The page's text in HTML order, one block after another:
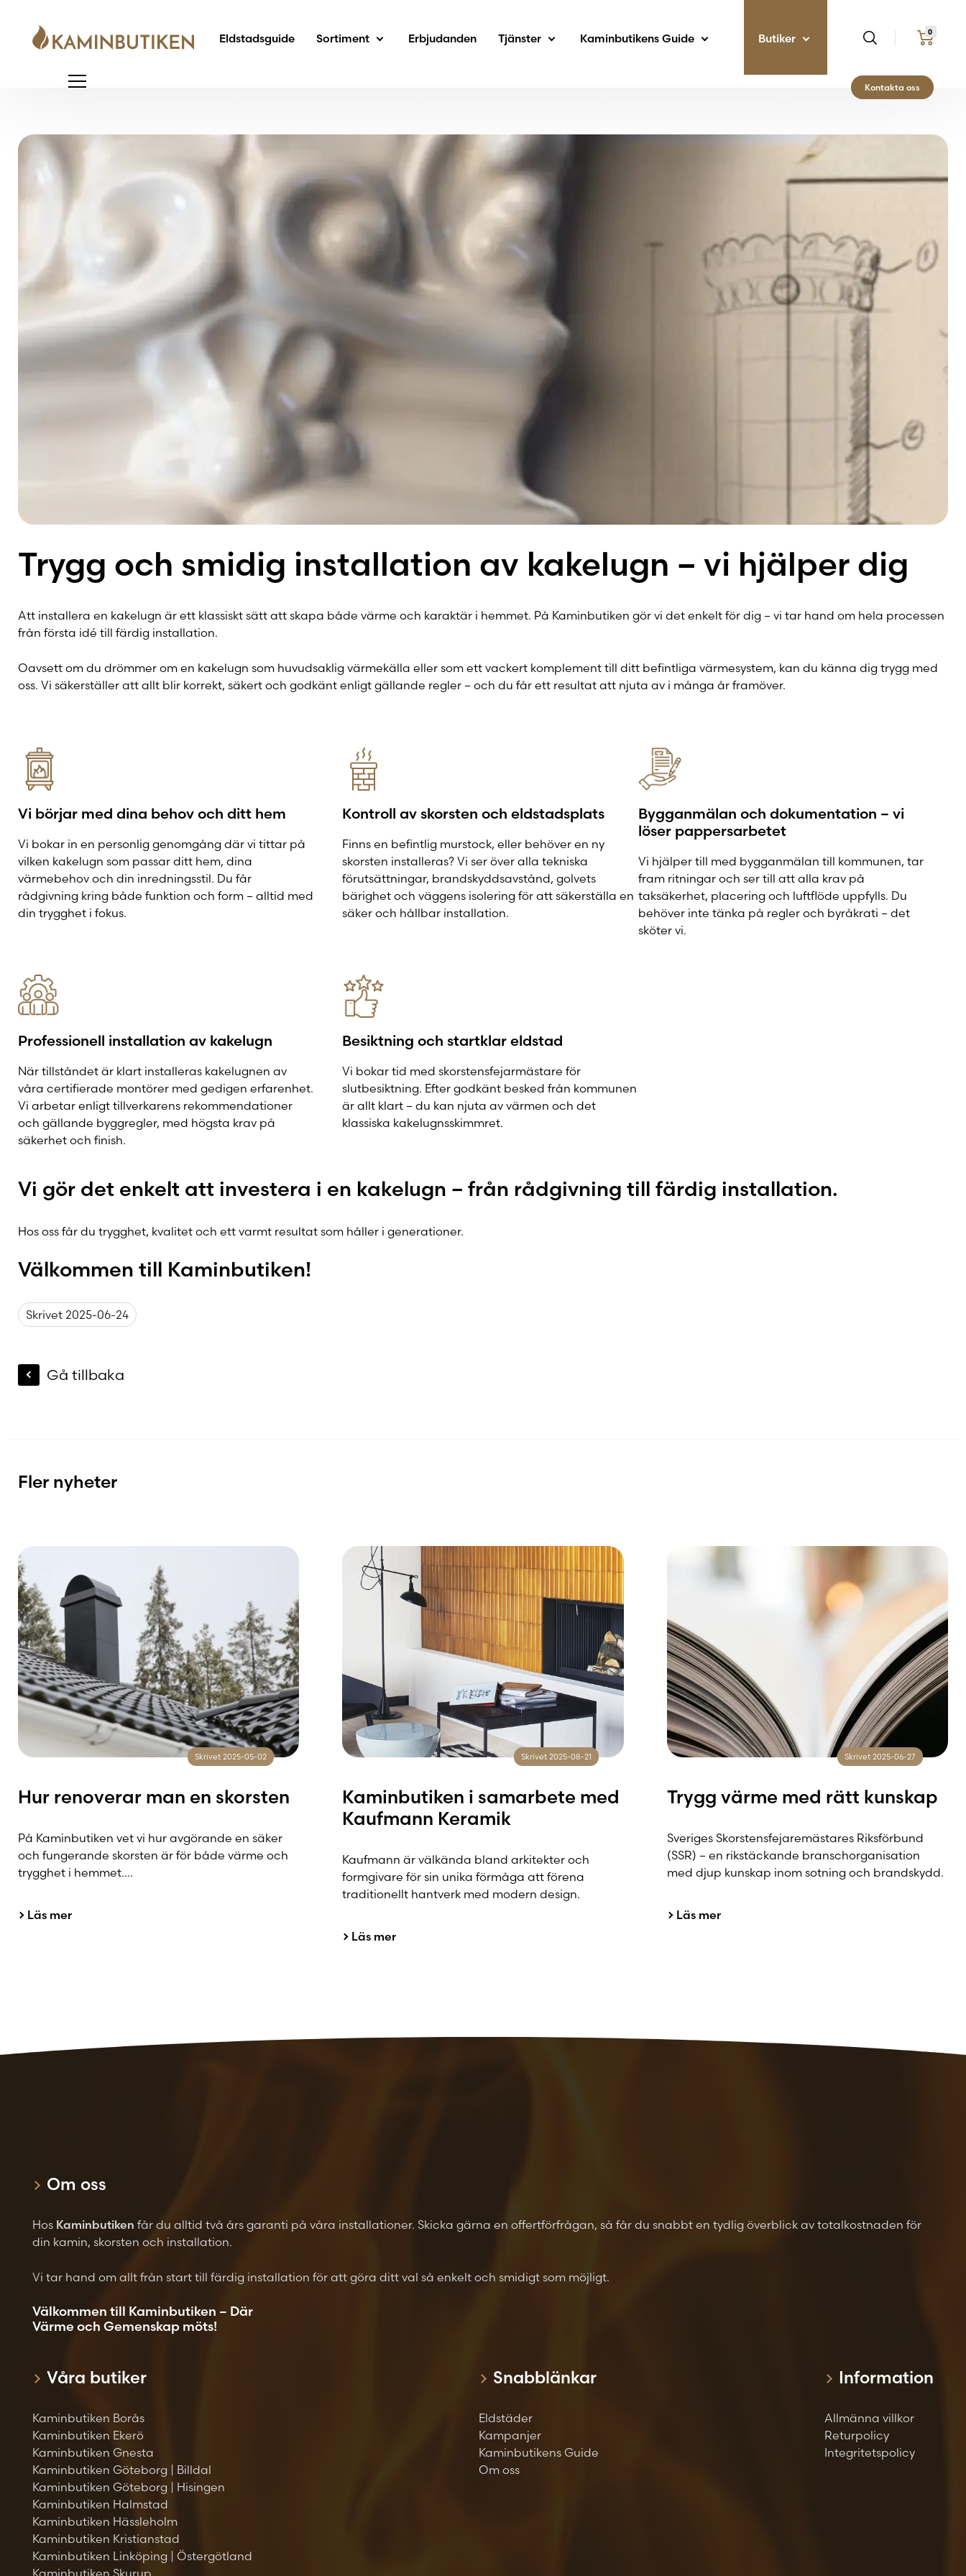
Eldstadsguide Sortiment Erbjudanden Tjänster Kaminbutikens Guide Butiker
0
Kontakta oss
Trygg och smidig installation av kakelugn – vi hjälper dig
Att installera en kakelugn är ett klassiskt sätt att skapa både värme och karaktär i hemmet. På Kaminbutiken gör vi det enkelt för dig – vi tar hand om hela processen
från första idé till färdig installation.
Oavsett om du drömmer om en kakelugn som huvudsaklig värmekälla eller som ett vackert komplement till ditt befintliga värmesystem, kan du känna dig trygg med
oss. Vi säkerställer att allt blir korrekt, säkert och godkänt enligt gällande regler – och du får ett resultat att njuta av i många år framöver.
Vi börjar med dina behov och ditt hem
Vi bokar in en personlig genomgång där vi tittar på
vilken kakelugn som passar ditt hem, dina
värmebehov och din inredningsstil. Du får
rådgivning kring både funktion och form – alltid med
din trygghet i fokus.
Kontroll av skorsten och eldstadsplats
Finns en befintlig murstock, eller behöver en ny
skorsten installeras? Vi ser över alla tekniska
förutsättningar, brandskyddsavstånd, golvets
bärighet och väggens isolering för att säkerställa en
säker och hållbar installation.
Bygganmälan och dokumentation – vi
löser pappersarbetet
Vi hjälper till med bygganmälan till kommunen, tar
fram ritningar och ser till att alla krav på
taksäkerhet, placering och luftflöde uppfylls. Du
behöver inte tänka på regler och byråkrati – det
sköter vi.
Professionell installation av kakelugn
När tillståndet är klart installeras kakelugnen av
våra certifierade montörer med gedigen erfarenhet.
Vi arbetar enligt tillverkarens rekommendationer
och gällande byggregler, med högsta krav på
säkerhet och finish.
Besiktning och startklar eldstad
Vi bokar tid med skorstensfejarmästare för
slutbesiktning. Efter godkänt besked från kommunen
är allt klart – du kan njuta av värmen och det
klassiska kakelugnsskimmret.
Vi gör det enkelt att investera i en kakelugn – från rådgivning till färdig installation.
Hos oss får du trygghet, kvalitet och ett varmt resultat som håller i generationer.
Välkommen till Kaminbutiken!
Skrivet 2025-06-24
Gå tillbaka
Fler nyheter
Skrivet 2025-05-02
Hur renoverar man en skorsten
På Kaminbutiken vet vi hur avgörande en säker
och fungerande skorsten är för både värme och
trygghet i hemmet....
Läs mer
Skrivet 2025-08-21
Kaminbutiken i samarbete med
Kaufmann Keramik
Kaufmann är välkända bland arkitekter och
formgivare för sin unika förmåga att förena
traditionellt hantverk med modern design.
Läs mer
Skrivet 2025-06-27
Trygg värme med rätt kunskap
Sveriges Skorstensfejaremästares Riksförbund
(SSR) – en rikstäckande branschorganisation
med djup kunskap inom sotning och brandskydd.
Läs mer
Om oss
Hos Kaminbutiken får du alltid två års garanti på våra installationer. Skicka gärna en offertförfrågan, så får du snabbt en tydlig överblick av totalkostnaden för
din kamin, skorsten och installation.
Vi tar hand om allt från start till färdig installation för att göra ditt val så enkelt och smidigt som möjligt.
Välkommen till Kaminbutiken – Där
Värme och Gemenskap möts!
Våra butiker
Kaminbutiken Borås
Kaminbutiken Ekerö
Kaminbutiken Gnesta
Kaminbutiken Göteborg | Billdal
Kaminbutiken Göteborg | Hisingen
Kaminbutiken Halmstad
Kaminbutiken Hässleholm
Kaminbutiken Kristianstad
Kaminbutiken Linköping | Östergötland
Kaminbutiken Skurup
Snabblänkar
Eldstäder
Kampanjer
Kaminbutikens Guide
Om oss
Information
Allmänna villkor
Returpolicy
Integritetspolicy